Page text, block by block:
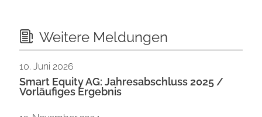
Weitere Meldungen
10. Juni 2026
Smart Equity AG: Jahresabschluss 2025 /
Vorläufiges Ergebnis